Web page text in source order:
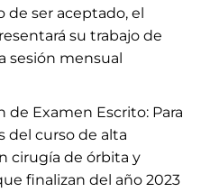
de ser aceptado, el
su trabajo de
sesión mensual
de Examen Escrito: Para
del curso de alta
cirugía de órbita y
finalizan del año 2023